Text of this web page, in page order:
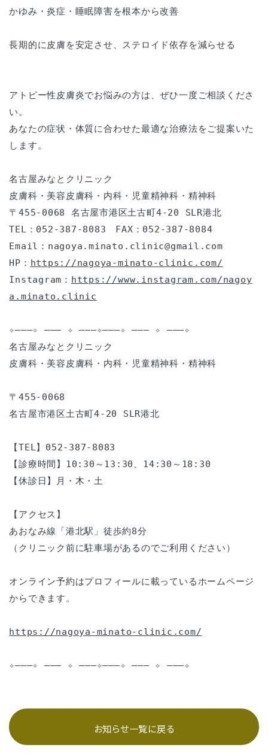
かゆみ・炎症・睡眠障害を根本から改善
長期的に皮膚を安定させ、ステロイド依存を減らせる
アトピー性皮膚炎でお悩みの方は、ぜひ一度ご相談くださ
い。
あなたの症状・体質に合わせた最適な治療法をご提案いた
します。
名古屋みなとクリニック
皮膚科・美容皮膚科・内科・児童精神科・精神科
〒455-0068 名古屋市港区土古町4-20 SLR港北
TEL：052-387-8083　FAX：052-387-8084
Email：nagoya.minato.clinic@gmail.com
HP： https://nagoya-minato-clinic.com/
Instagram： https://www.instagram.com/nagoy
a.minato.clinic
✧———✧ ——— ✧ ———✧———✧ ——— ✧ ———✧
名古屋みなとクリニック
皮膚科・美容皮膚科・内科・児童精神科・精神科
〒455-0068
名古屋市港区土古町4-20 SLR港北
【TEL】052-387-8083
【診療時間】10:30～13:30、14:30～18:30
【休診日】月・木・土
【アクセス】
あおなみ線「港北駅」徒歩約8分
（クリニック前に駐車場があるのでご利用ください）
オンライン予約はプロフィールに載っているホームページ
からできます。
https://nagoya-minato-clinic.com/
✧———✧ ——— ✧ ———✧———✧ ——— ✧ ———✧
お知らせ一覧に戻る